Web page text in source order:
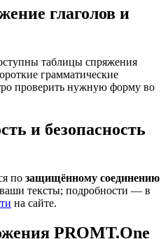
глаголов и
таблицы спряжения
грамматические
проверить нужную форму во
и безопасность
по защищённому соединению
тексты; подробности — в
на сайте.
PROMT.One